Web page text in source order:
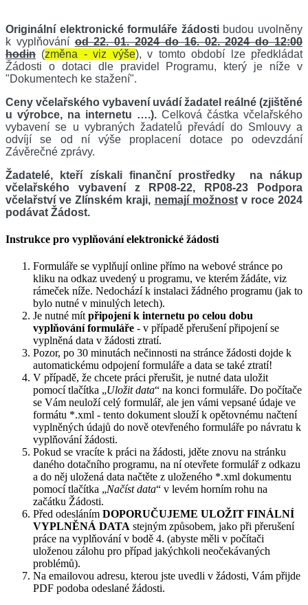
Originální elektronické formuláře žádostibudou uvolněny
k vyplňováníod 22. 01. 2024 do 16. 02. 2024 do 12:00
hodin (změna - viz výše), v tomto období lze předkládat
Žádosti o dotaci dle pravidel Programu, který je níže v
"Dokumentech ke stažení".
Ceny včelařského vybavení uvádí žadatel reálné (zjištěné
u výrobce, na internetu ….). Celková částka včelařského
vybavení se u vybraných žadatelů převádí do Smlouvy a
odvíjí se od ní výše proplacení dotace po odevzdání
Závěrečné zprávy.
Žadatelé, kteří získali finanční prostředky na nákup
včelařského vybavení z RP08-22, RP08-23 Podpora
včelařství ve Zlínském kraji, nemají možnostv roce 2024
podávat Žádost.
Instrukce pro vyplňování elektronické žádosti
Formuláře se vyplňují online přímo na webové stránce po
kliku na odkaz uvedený u programu, ve kterém žádáte, viz
rámeček níže. Nedochází k instalaci žádného programu (jak to
bylo nutné v minulých letech).
Je nutné mít připojení k internetu po celou dobu
vyplňování formuláře - v případě přerušení připojení se
vyplněná data v žádosti ztratí.
Pozor, po 30 minutách nečinnosti na stránce žádosti dojde k
automatickému odpojení formuláře a data se také ztratí!
V případě, že chcete práci přerušit, je nutné data uložit
pomocí tlačítka „Uložit data“ na konci formuláře. Do počítače
se Vám neuloží celý formulář, ale jen vámi vepsané údaje ve
formátu *.xml - tento dokument slouží k opětovnému načtení
vyplněných údajů do nově otevřeného formuláře po návratu k
vyplňování žádosti.
Pokud se vracíte k práci na žádosti, jděte znovu na stránku
daného dotačního programu, na ní otevřete formulář z odkazu
a do něj uložená data načtěte z uloženého *.xml dokumentu
pomocí tlačítka „Načíst data“ v levém horním rohu na
začátku Žádosti.
Před odesláním DOPORUČUJEME ULOŽIT FINÁLNÍ
VYPLNĚNÁ DATA stejným způsobem, jako při přerušení
práce na vyplňování v bodě 4. (abyste měli v počítači
uloženou zálohu pro případ jakýchkoli neočekávaných
problémů).
Na emailovou adresu, kterou jste uvedli v žádosti, Vám přijde
PDF podoba odeslané žádosti.